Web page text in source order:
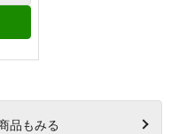
品もみる